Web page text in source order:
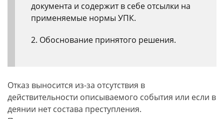
документа и содержит в себе отсылки на
применяемые нормы УПК.
Обоснование принятого решения.
Отказ выносится из-за отсутствия в
действительности описываемого события или если в
деянии нет состава преступления.